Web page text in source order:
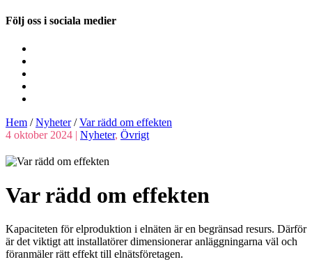
Följ oss i sociala medier
Hem /Nyheter/Var rädd om effekten
4 oktober 2024 | Nyheter, Övrigt
Var rädd om effekten
Kapaciteten för elproduktion i elnäten är en begränsad resurs. Därför
är det viktigt att installatörer dimensionerar anläggningarna väl och
föranmäler rätt effekt till elnätsföretagen.